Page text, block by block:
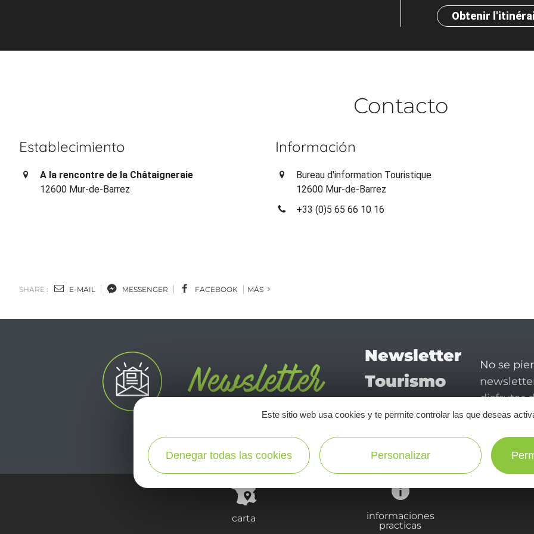
Obtenir
Contacto
Establecimiento
A la rencontre de la Châtaigneraie
12600 Mur-de-Barrez
Información
Bureau d'information Touristique
12600 Mur-de-Barrez
+33 (0)5 65 66 10 16
SHARE : E-MAIL MESSENGER FACEBOOK MÁS
Newsletter
Tourismo
en Aveyron
No se
disfrutar
¡SUSCRÍBASE A NUESTRO NEWSLETTER AQUÍ!
carta
informaciones
practicas
Este sitio web usa cookies y te permite controlar las que deseas
Denegar todas las cookies Personalizar